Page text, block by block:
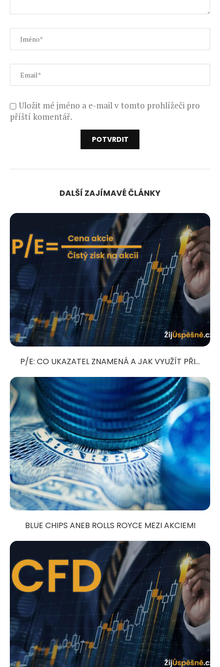
Uložit mé jméno a e-mail v tomto prohlížeči pro
příští komentář.
DALŠÍ ZAJÍMAVÉ ČLÁNKY
P/E: CO UKAZATEL ZNAMENÁ A JAK VYUŽÍT PŘI...
BLUE CHIPS ANEB ROLLS ROYCE MEZI AKCIEMI